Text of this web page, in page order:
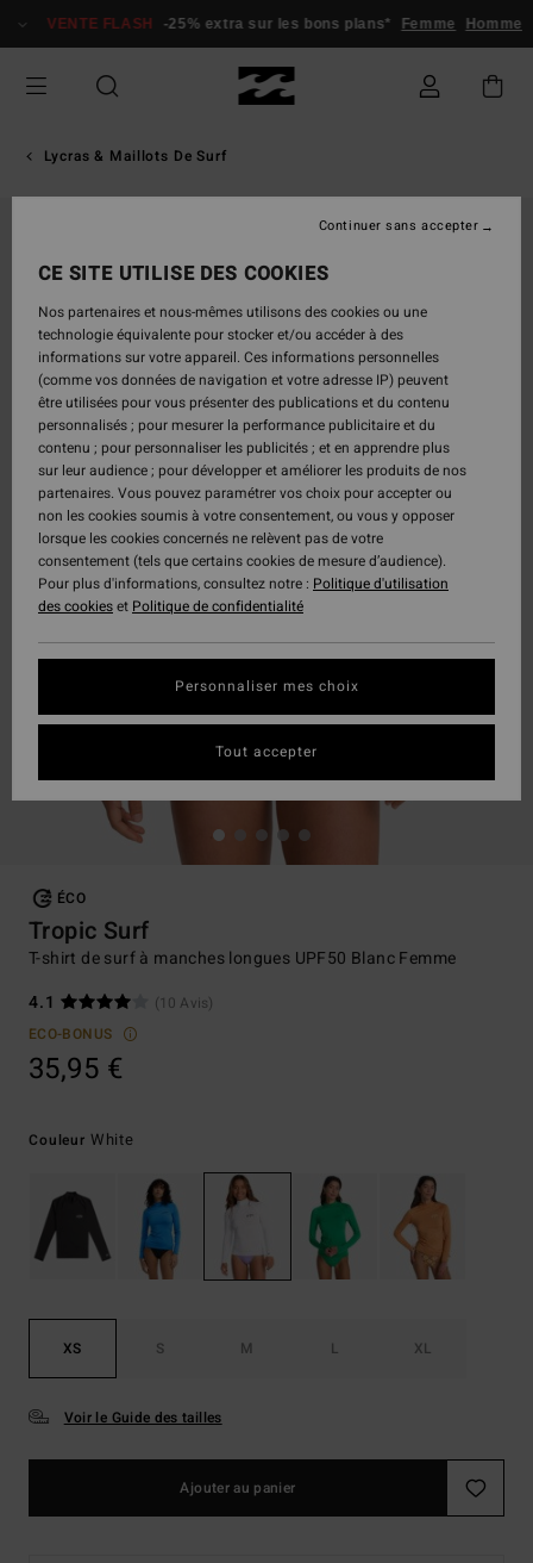
VENTE FLASH -25% extra sur les bons plans* Femme Homme
Lycras & Maillots De Surf
ÉCO
Tropic Surf
T-shirt de surf à manches longues UPF50 Blanc Femme
4.1
(10 Avis)
ECO-BONUS
35,95 €
Couleur White
XS S M L XL
Voir le Guide des tailles
Ajouter au panier
CE SITE UTILISE DES COOKIES
Nos partenaires et nous-mêmes utilisons des cookies ou une
technologie équivalente pour stocker et/ou accéder à des
informations sur votre appareil. Ces informations personnelles
(comme vos données de navigation et votre adresse IP) peuvent
être utilisées pour vous présenter des publications et du contenu
personnalisés ; pour mesurer la performance publicitaire et du
contenu ; pour personnaliser les publicités ; et en apprendre plus
sur leur audience ; pour développer et améliorer les produits de nos
partenaires. Vous pouvez paramétrer vos choix pour accepter ou
non les cookies soumis à votre consentement, ou vous y opposer
lorsque les cookies concernés ne relèvent pas de votre
consentement (tels que certains cookies de mesure d’audience).
Pour plus d'informations, consultez notre : Politique d'utilisation
des cookieset Politique de confidentialité
Personnaliser mes choix
Continuer sans accepter
Tout accepter